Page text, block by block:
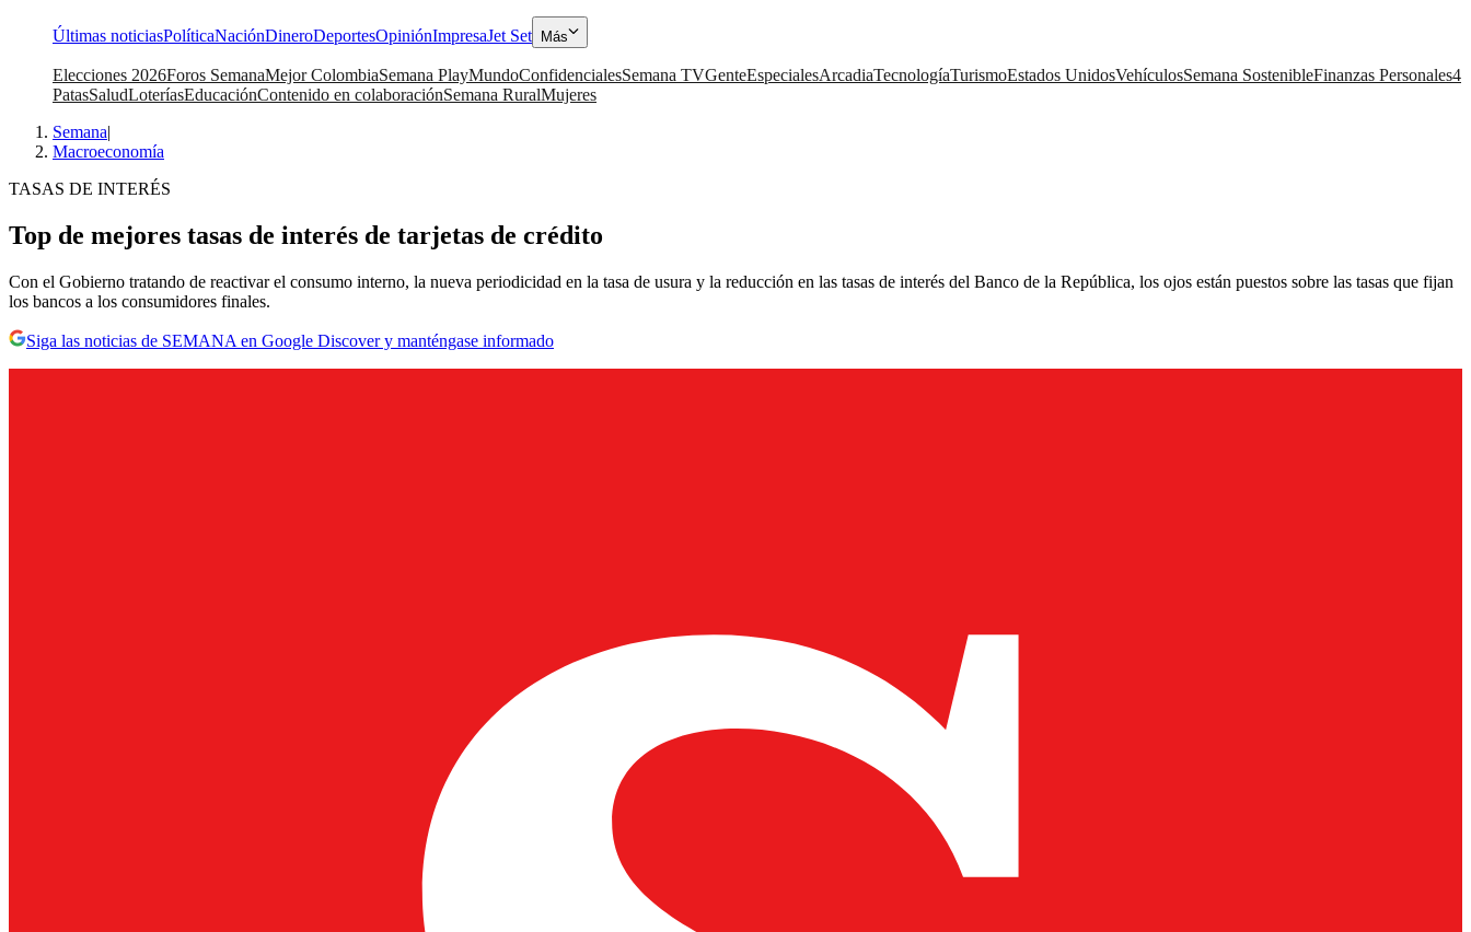
Últimas noticiasPolíticaNaciónDineroDeportesOpiniónImpresaJet Set Más
Elecciones 2026Foros SemanaMejor ColombiaSemana PlayMundoConfidencialesSemana TVGenteEspecialesArcadiaTecnologíaTurismoEstados UnidosVehículosSemana SostenibleFinanzas Personales4
PatasSaludLoteríasEducaciónContenido en colaboraciónSemana RuralMujeres
Semana|
Macroeconomía
TASAS DE INTERÉS
Top de mejores tasas de interés de tarjetas de crédito
Con el Gobierno tratando de reactivar el consumo interno, la nueva periodicidad en la tasa de usura y la reducción en las tasas de interés del Banco de la República, los ojos están puestos sobre las tasas que fijan
los bancos a los consumidores finales.
Siga las noticias de SEMANA en Google Discover y manténgase informado